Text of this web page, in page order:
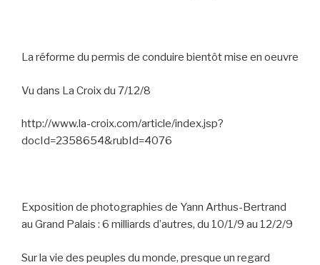
La réforme du permis de conduire bientôt mise en oeuvre
Vu dans La Croix du 7/12/8
http://www.la-croix.com/article/index.jsp?
docId=2358654&rubId=4076
Exposition de photographies de Yann Arthus-Bertrand
au Grand Palais : 6 milliards d’autres, du 10/1/9 au 12/2/9
Sur la vie des peuples du monde, presque un regard